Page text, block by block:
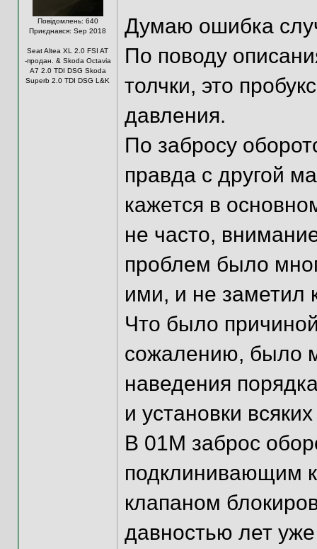
Повідомлень: 640
Приєднався: Sep 2018
Seat Altea XL 2.0 FSI AT
-продан. & Skoda Octavia
A7 2.0 TDI DSG Skoda
Superb 2.0 TDI DSG L&K
Думаю ошибка
По поводу
толчки, это
давления.
По забросу
правда с другой
кажется в
не часто,
проблем было
ими, и не заметил
Что было
сожалению, было
наведения
и установки
В 01М заброс
подклинивающим
клапаном
давностью лет